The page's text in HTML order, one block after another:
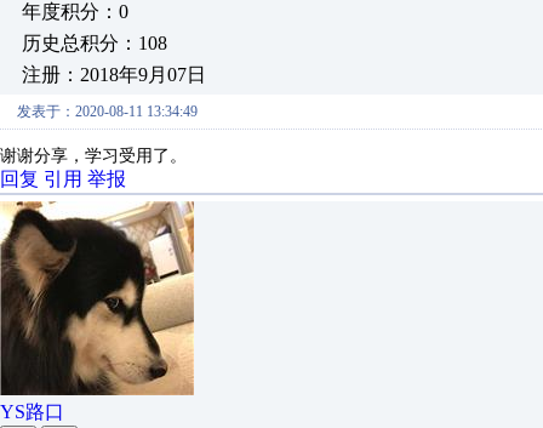
年度积分：0
历史总积分：108
注册：2018年9月07日
发表于：2020-08-11 13:34:49
谢谢分享，学习受用了。
回复 引用 举报
YS路口